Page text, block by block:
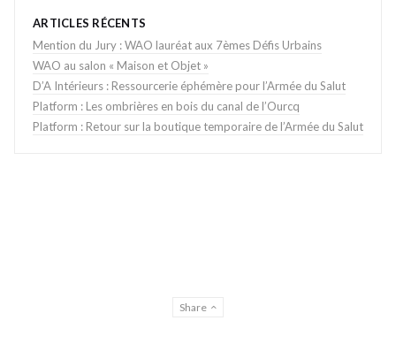
ARTICLES RÉCENTS
Mention du Jury : WAO lauréat aux 7èmes Défis Urbains
WAO au salon « Maison et Objet »
D’A Intérieurs : Ressourcerie éphémère pour l’Armée du Salut
Platform : Les ombrières en bois du canal de l’Ourcq
Platform : Retour sur la boutique temporaire de l’Armée du Salut
Share